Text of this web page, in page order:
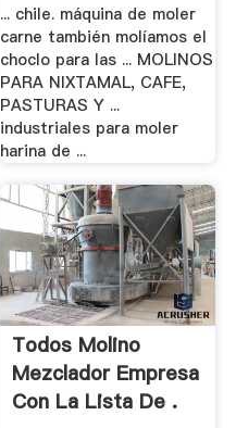
... chile. máquina de moler
carne también molíamos el
choclo para las ... MOLINOS
PARA NIXTAMAL, CAFE,
PASTURAS Y ...
industriales para moler
harina de ...
Todos Molino
Mezclador Empresa
Con La Lista De .